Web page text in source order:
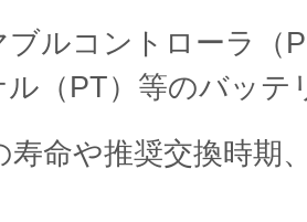
ブルコントローラ（
ル（PT）等のバッテ
寿命や推奨交換時期